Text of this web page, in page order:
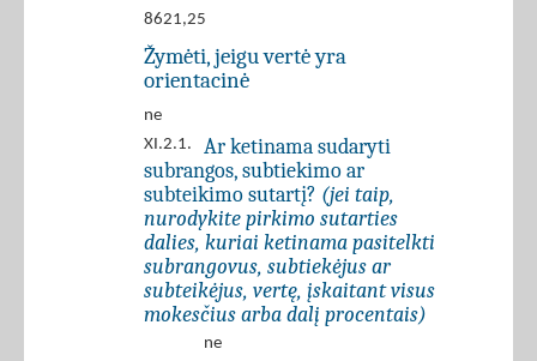
8621,25
Žymėti, jeigu vertė yra
orientacinė
ne
XI.2.1.
Ar ketinama sudaryti
subrangos, subtiekimo ar
subteikimo sutartį? (jei taip,
nurodykite pirkimo sutarties
dalies, kuriai ketinama pasitelkti
subrangovus, subtiekėjus ar
subteikėjus, vertę, įskaitant visus
mokesčius arba dalį procentais)
ne